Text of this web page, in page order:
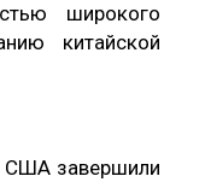
широкого
китайской
США завершили